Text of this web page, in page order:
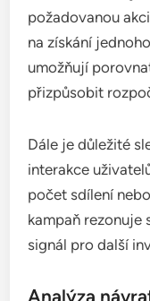
požadovanou
na získání
umožňují
přizpůsobit
Dále je důležité
interakce
počet sdílení
kampaň rezonuje
signál pro další
Analýza